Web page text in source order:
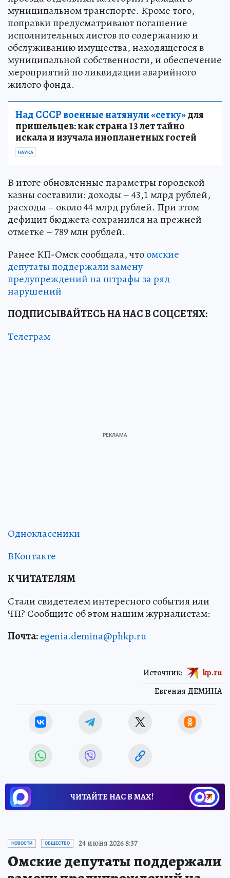
муниципальном транспорте. Кроме того,
поправки предусматривают погашение
исполнительных листов по содержанию и
обслуживанию имущества, находящегося в
муниципальной собственности, и обеспечение
мероприятий по ликвидации аварийного
жилого фонда.
Над СССР военные натянули «сетку»для
пришельцев: как страна 13 лет тайно
искала и изучала инопланетных гостей
НАУКА
В итоге обновленные параметры городской
казны составили: доходы – 43,1 млрд рублей,
расходы – около 44 млрд рублей. При этом
дефицит бюджета сохранился на прежней
отметке – 789 млн рублей.
Ранее КП-Омск сообщала, чтоомские
депутаты поддержали замену
предупреждений на штрафы за ряд
нарушений
ПОДПИСЫВАЙТЕСЬ НА НАС В СОЦСЕТЯХ:
Телеграм
Одноклассники
ВКонтакте
К ЧИТАТЕЛЯМ
Стали свидетелем интересного события или
ЧП? Сообщите об этом нашим журналистам:
Почта:egenia.demina@phkp.ru
Евгения ДЕМИНА
Источник: kp.ru
ЧИТАЙТЕ НАС В МАХ!
НОВОСТИ ОБЩЕСТВО 24 июня 2026 8:37
Омские депутаты поддержали